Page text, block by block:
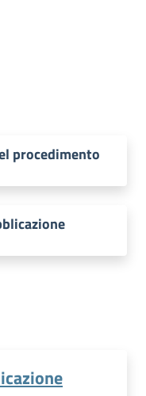
procedimento